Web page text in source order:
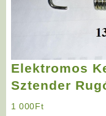
Elektromos
Sztender
1 000Ft